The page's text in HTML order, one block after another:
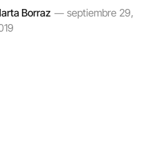
Borraz
septiembre 29,